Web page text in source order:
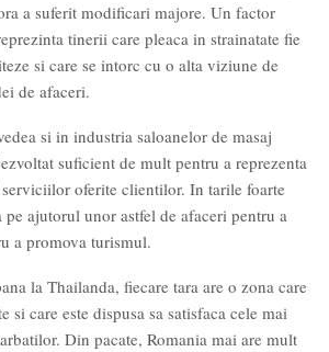
a suferit modificari majore. Un factor
tinerii care pleaca in strainatate fie
si care se intorc cu o alta viziune de
de afaceri.
si in industria saloanelor de masaj
suficient de mult pentru a reprezenta
oferite clientilor. In tarile foarte
pe ajutorul unor astfel de afaceri pentru a
a promova turismul.
la Thailanda, fiecare tara are o zona care
si care este dispusa sa satisfaca cele mai
Din pacate, Romania mai are mult